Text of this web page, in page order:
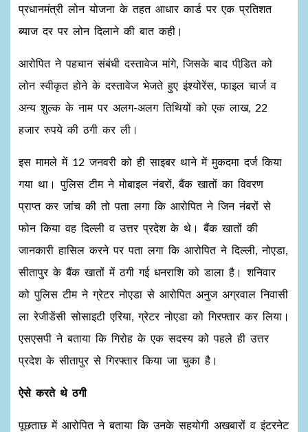
प्रधानमंत्री लोन योजना के तहत आधार कार्ड पर एक प्रतिशत
ब्याज दर पर लोन दिलाने की बात कही।
आरोपित ने पहचान संबंधी दस्तावेज मांगे, जिसके बाद पीडि़त को
लोन स्वीकृत होने के दस्तावेज भेजते हुए इंश्योरेंस, फाइल चार्ज व
अन्य शुल्क के नाम पर अलग-अलग तिथियों को एक लाख, 22
हजार रुपये की ठगी कर ली।
इस मामले में 12 जनवरी को ही साइबर थाने में मुकदमा दर्ज किया
गया था। पुलिस टीम ने मोबाइल नंबरों, बैंक खातों का विवरण
प्राप्त कर जांच की तो पता लगा कि आरोपित ने जिन नंबरों से
फोन किया वह दिल्ली व उत्तर प्रदेश के थे। बैंक खातों की
जानकारी हासिल करने पर पता लगा कि आरोपित ने दिल्ली, नोएडा,
सीतापुर के बैंक खातों में ठगी गई धनराशि को डाला है। शनिवार
को पुलिस टीम ने ग्रेटर नोएडा से आरोपित अनुज अग्रवाल निवासी
ला रेजीडेंसी सोसाइटी एरिया, ग्रेटर नोएडा को गिरफ्तार कर लिया।
एसएसपी ने बताया कि गिरोह के एक सदस्य को पहले ही उत्तर
प्रदेश के सीतापुर से गिरफ्तार किया जा चुका है।
ऐसे करते थे ठगी
पूछताछ में आरोपित ने बताया कि उनके सहयोगी अखबारों व इंटरनेट